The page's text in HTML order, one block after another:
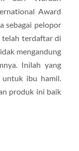
Award
sebagai pelopor
telah terdaftar di
mengandung
Inilah yang
ibu hamil.
produk ini baik